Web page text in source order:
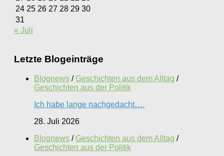
24 25 26 27 28 29 30
31
« Juli
Letzte Blogeinträge
Blognews / Geschichten aus dem Alltag /
Geschichten aus der Politik
Ich habe lange nachgedacht….
28. Juli 2026
Blognews / Geschichten aus dem Alltag /
Geschichten aus der Politik